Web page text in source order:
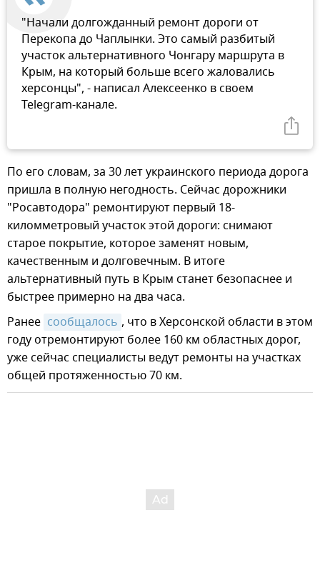
"Начали долгожданный ремонт дороги от
Перекопа до Чаплынки. Это самый разбитый
участок альтернативного Чонгару маршрута в
Крым, на который больше всего жаловались
херсонцы", - написал Алексеенко в своем
Telegram-канале.
По его словам, за 30 лет украинского периода дорога
пришла в полную негодность. Сейчас дорожники
"Росавтодора" ремонтируют первый 18-
киломметровый участок этой дороги: снимают
старое покрытие, которое заменят новым,
качественным и долговечным. В итоге
альтернативный путь в Крым станет безопаснее и
быстрее примерно на два часа.
Ранее сообщалось , что в Херсонской области в этом
году отремонтируют более 160 км областных дорог,
уже сейчас специалисты ведут ремонты на участках
общей протяженностью 70 км.